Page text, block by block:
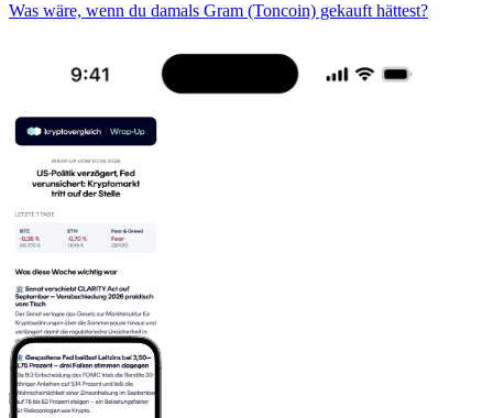
Was wäre, wenn du damals Gram (Toncoin) gekauft hättest?